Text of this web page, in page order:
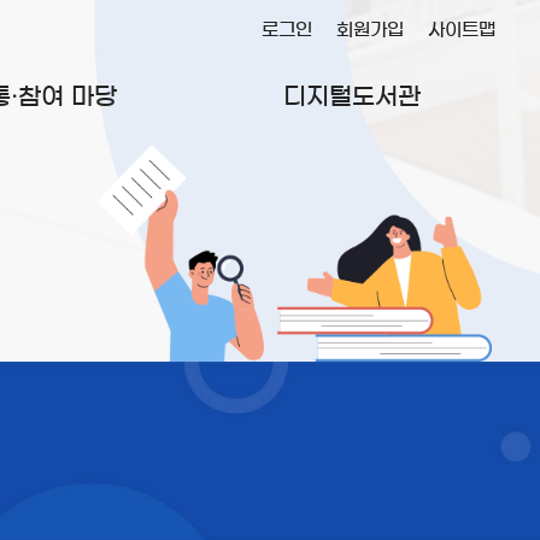
·참여 마당 디지털도서관
로그인 회원가입 사이트맵